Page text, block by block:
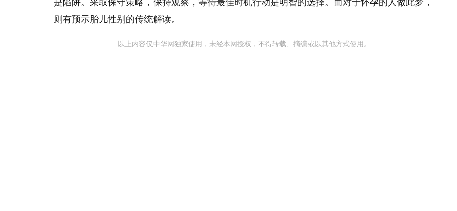
是陷阱。采取保守策略，保持观察，等待最佳时机行动是明智的选择。而对于怀孕的人做此梦，
则有预示胎儿性别的传统解读。
以上内容仅中华网独家使用，未经本网授权，不得转载、摘编或以其他方式使用。